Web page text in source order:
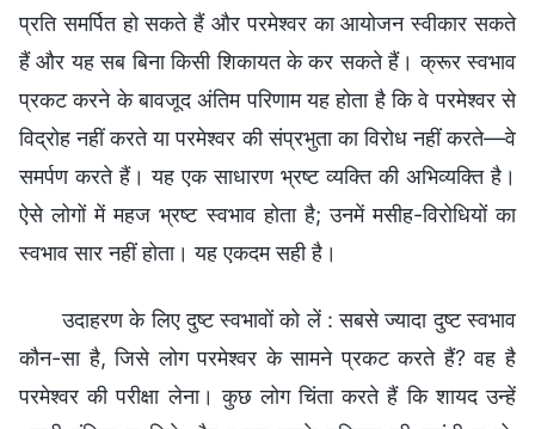
प्रति समर्पित हो सकते हैं और परमेश्वर का आयोजन स्वीकार सकते
हैं और यह सब बिना किसी शिकायत के कर सकते हैं। क्रूर स्वभाव
प्रकट करने के बावजूद अंतिम परिणाम यह होता है कि वे परमेश्वर से
विद्रोह नहीं करते या परमेश्वर की संप्रभुता का विरोध नहीं करते—वे
समर्पण करते हैं। यह एक साधारण भ्रष्ट व्यक्ति की अभिव्यक्ति है।
ऐसे लोगों में महज भ्रष्ट स्वभाव होता है; उनमें मसीह-विरोधियों का
स्वभाव सार नहीं होता। यह एकदम सही है।
उदाहरण के लिए दुष्ट स्वभावों को लें : सबसे ज्यादा दुष्ट स्वभाव
कौन-सा है, जिसे लोग परमेश्वर के सामने प्रकट करते हैं? वह है
परमेश्वर की परीक्षा लेना। कुछ लोग चिंता करते हैं कि शायद उन्हें